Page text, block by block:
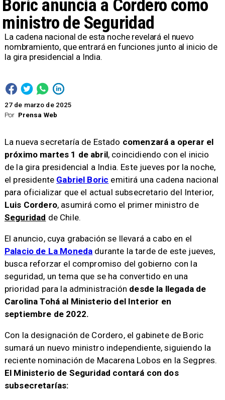
Por Prensa Web
Boric anuncia a Cordero como
ministro de Seguridad
27 de marzo de 2025
La cadena nacional de esta noche revelará el nuevo
nombramiento, que entrará en funciones junto al inicio de
la gira presidencial a India.
La nueva secretaría de Estado comenzará a operar el
próximo martes 1 de abril, coincidiendo con el inicio
de la gira presidencial a India. Este jueves por la noche,
el presidente Gabriel Boric emitirá una cadena nacional
para oficializar que el actual subsecretario del Interior,
Luis Cordero, asumirá como el primer ministro de
Seguridad de Chile.
El anuncio, cuya grabación se llevará a cabo en el
Palacio de La Moneda durante la tarde de este jueves,
busca reforzar el compromiso del gobierno con la
seguridad, un tema que se ha convertido en una
prioridad para la administración desde la llegada de
Carolina Tohá al Ministerio del Interior en
septiembre de 2022.
Con la designación de Cordero, el gabinete de Boric
sumará un nuevo ministro independiente, siguiendo la
reciente nominación de Macarena Lobos en la Segpres.
El Ministerio de Seguridad contará con dos
subsecretarías: